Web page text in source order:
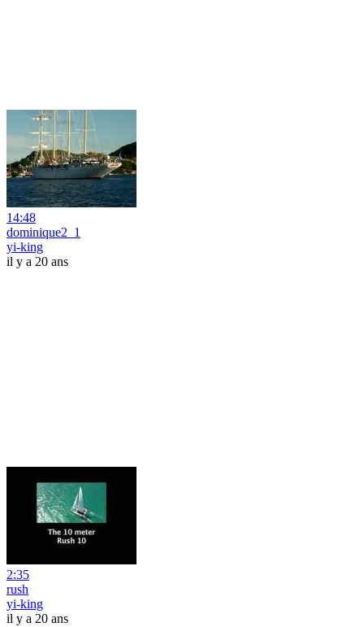
14:48
dominique2_1
yi-king
il y a 20 ans
2:35
rush
yi-king
il y a 20 ans